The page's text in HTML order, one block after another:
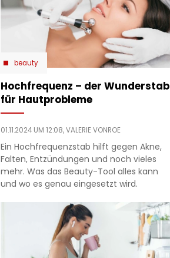
beauty
Hochfrequenz – der Wunderstab
für Hautprobleme
01.11.2024 UM 12:08,VALERIE VONROE
Ein Hochfrequenzstab hilft gegen Akne,
Falten, Entzündungen und noch vieles
mehr. Was das Beauty-Tool alles kann
und wo es genau eingesetzt wird.